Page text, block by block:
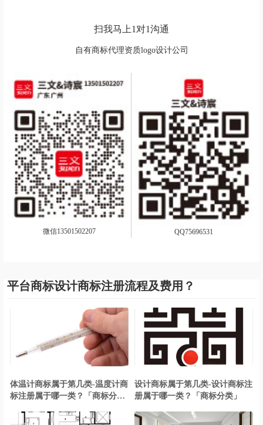
扫我马上1对1沟通
自有商标代理资质logo设计公司
微信13501502207 QQ75696531
平台商标设计商标注册流程及费用？
体温计商标属于第几类-温度计商
标注册属于哪一类？「商标分
设计商标属于第几类-设计商标注
册属于哪一类？「商标分类」